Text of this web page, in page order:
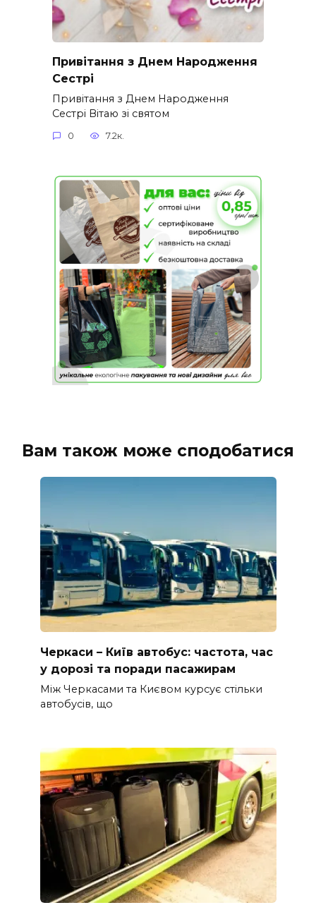
Привітання з Днем Народження
Сестрі
Привітання з Днем Народження
Сестрі Вітаю зі святом
0 7.2к.
Вам також може сподобатися
Черкаси – Київ автобус: частота, час
у дорозі та поради пасажирам
Між Черкасами та Києвом курсує стільки
автобусів, що